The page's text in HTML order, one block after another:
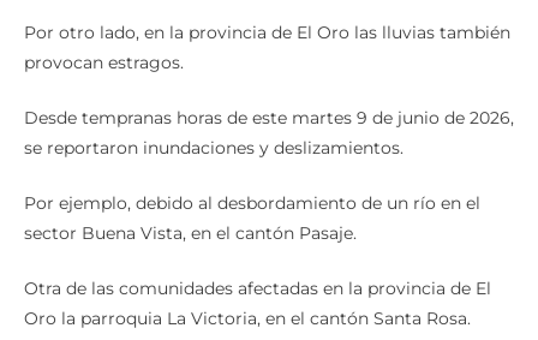
Por otro lado, en la provincia de El Oro las lluvias también
provocan estragos.
Desde tempranas horas de este martes 9 de junio de 2026,
se reportaron inundaciones y deslizamientos.
Por ejemplo, debido al desbordamiento de un río en el
sector Buena Vista, en el cantón Pasaje.
Otra de las comunidades afectadas en la provincia de El
Oro la parroquia La Victoria, en el cantón Santa Rosa.